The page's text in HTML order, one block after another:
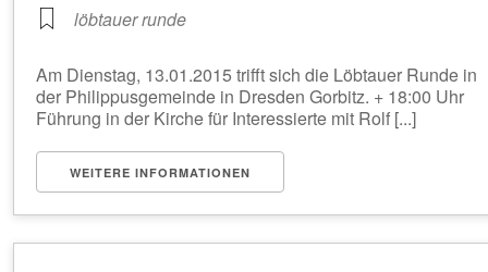
löbtauer runde
Am Dienstag, 13.01.2015 trifft sich die Löbtauer Runde in
der Philippusgemeinde in Dresden Gorbitz. + 18:00 Uhr
Führung in der Kirche für Interessierte mit Rolf [...]
WEITERE INFORMATIONEN